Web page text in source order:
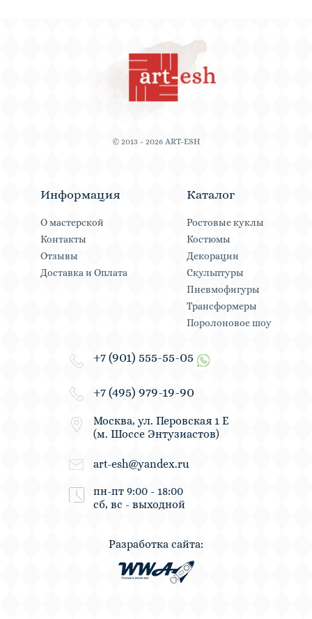
© 2013 - 2026 ART-ESH
Информация
О мастерской
Контакты
Отзывы
Доставка и Оплата
Каталог
Ростовые куклы
Костюмы
Декорации
Скульптуры
Пневмофигуры
Трансформеры
Поролоновое шоу
+7 (901) 555-55-05
+7 (495) 979-19-90
Москва, ул. Перовская 1 Е
(м. Шоссе Энтузиастов)
art-esh@yandex.ru
пн-пт 9:00 - 18:00
сб, вс - выходной
Разработка сайта: